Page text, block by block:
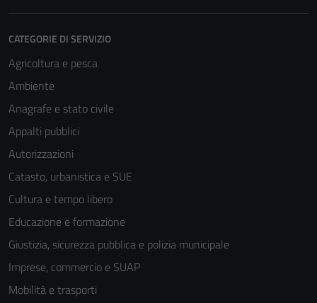
CATEGORIE DI SERVIZIO
Agricoltura e pesca
Ambiente
Anagrafe e stato civile
Appalti pubblici
Autorizzazioni
Catasto, urbanistica e SUE
Cultura e tempo libero
Educazione e formazione
Giustizia, sicurezza pubblica e polizia municipale
Imprese, commercio e SUAP
Mobilità e trasporti
per il